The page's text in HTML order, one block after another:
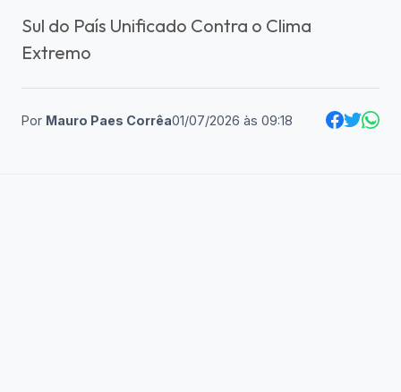
Sul do País Unificado Contra o Clima
Extremo
Por Mauro Paes Corrêa01/07/2026 às 09:18